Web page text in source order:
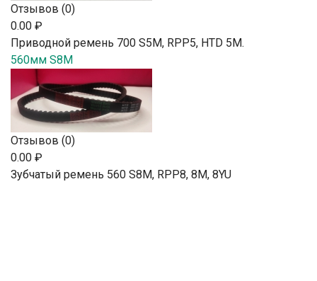
Отзывов (0)
0.00 ₽
Приводной ремень 700 S5M, RPP5, HTD 5М.
560мм S8M
Отзывов (0)
0.00 ₽
Зубчатый ремень 560 S8M, RPP8, 8М, 8YU